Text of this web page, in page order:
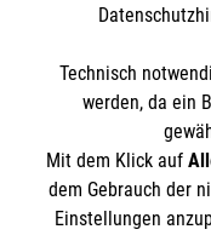
Empfänger:
BIC:
Soziale
Der Malteser
gemeinnützige
Technisch
werden, da ein
Mit dem Klick auf
dem Gebrauch der
Einstellungen